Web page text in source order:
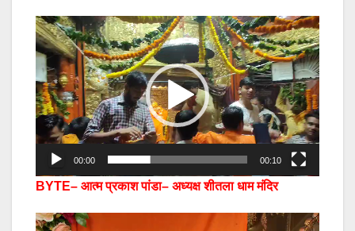
Video
Player
00:00 00:10
BYTE– आत्म प्रकाश पांडा– अध्यक्ष शीतला धाम मंदिर
Video